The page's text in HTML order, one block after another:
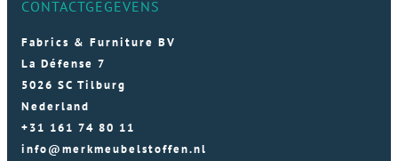
CONTACTGEGEVENS
Fabrics & Furniture BV
La Défense 7
5026 SC Tilburg
Nederland
+31 161 74 80 11
info@merkmeubelstoffen.nl